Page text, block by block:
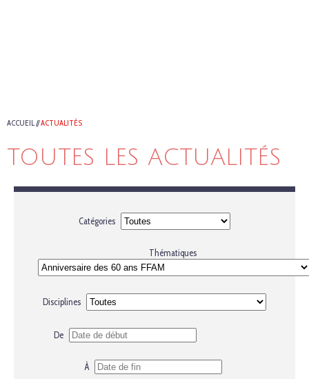
ACCUEIL//ACTUALITÉS
TOUTES LES ACTUALITÉS
Catégories
Thématiques
Disciplines
De
À